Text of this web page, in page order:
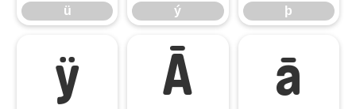
ü ý þ
ÿ Ā ā